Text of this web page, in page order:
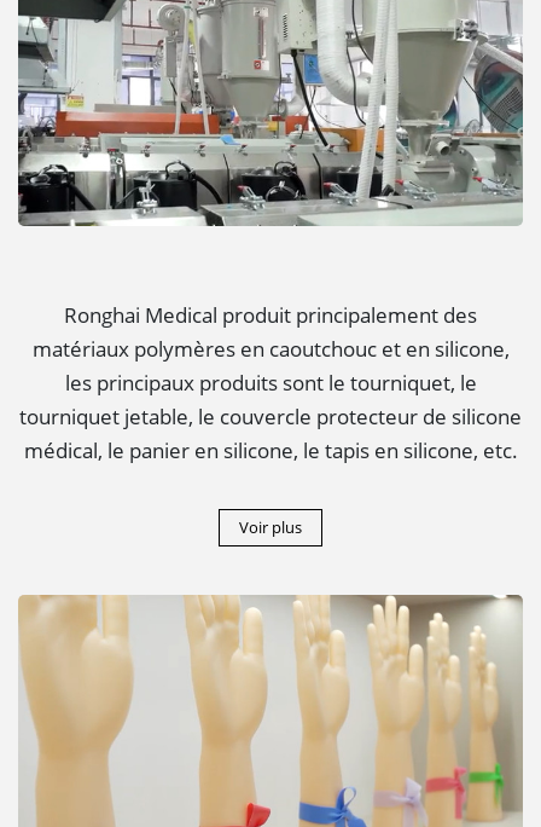
Ronghai Medical produit principalement des
matériaux polymères en caoutchouc et en silicone,
les principaux produits sont le tourniquet, le
tourniquet jetable, le couvercle protecteur de silicone
médical, le panier en silicone, le tapis en silicone, etc.
Voir plus